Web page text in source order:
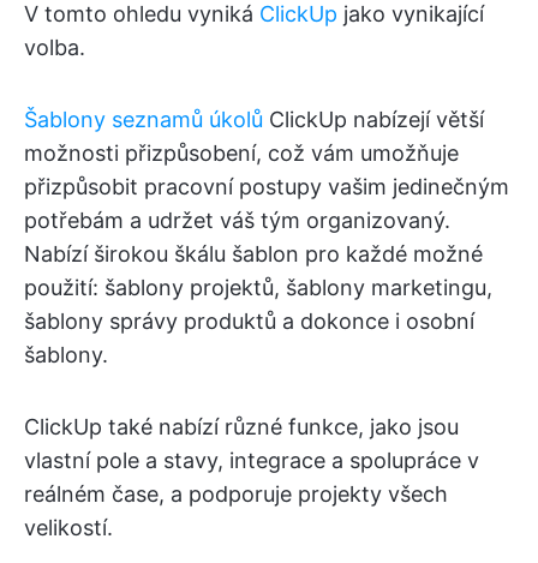
V tomto ohledu vyniká ClickUp jako vynikající
volba.
Šablony seznamů úkolů ClickUp nabízejí větší
možnosti přizpůsobení, což vám umožňuje
přizpůsobit pracovní postupy vašim jedinečným
potřebám a udržet váš tým organizovaný.
Nabízí širokou škálu šablon pro každé možné
použití: šablony projektů, šablony marketingu,
šablony správy produktů a dokonce i osobní
šablony.
ClickUp také nabízí různé funkce, jako jsou
vlastní pole a stavy, integrace a spolupráce v
reálném čase, a podporuje projekty všech
velikostí.